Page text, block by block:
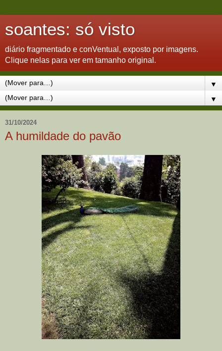
soantes: só visto
diário fragmentado e conVentual, exposto por imagens.
Clique nelas para ver em tamanho original.
▼
▼
31/10/2024
A humildade do pavão